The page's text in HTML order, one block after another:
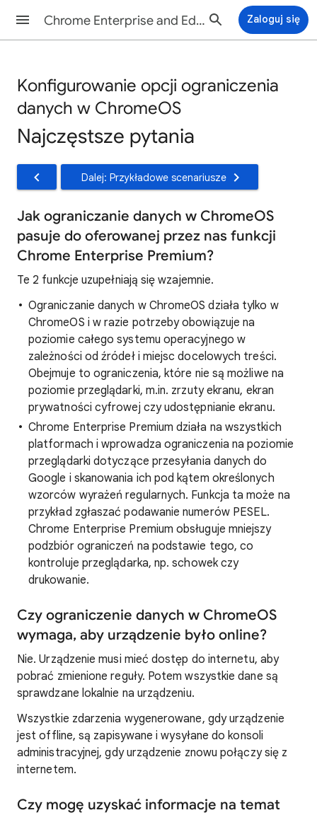
Chrome Enterprise and Education - Pomoc Zaloguj się
Konfigurowanie opcji ograniczenia
danych w ChromeOS
Najczęstsze pytania
Dalej: Przykładowe scenariusze
Jak ograniczanie danych w ChromeOS
pasuje do oferowanej przez nas funkcji
Chrome Enterprise Premium?
Te 2 funkcje uzupełniają się wzajemnie.
Ograniczanie danych w ChromeOS działa tylko w
ChromeOS i w razie potrzeby obowiązuje na
poziomie całego systemu operacyjnego w
zależności od źródeł i miejsc docelowych treści.
Obejmuje to ograniczenia, które nie są możliwe na
poziomie przeglądarki, m.in. zrzuty ekranu, ekran
prywatności cyfrowej czy udostępnianie ekranu.
Chrome Enterprise Premium działa na wszystkich
platformach i wprowadza ograniczenia na poziomie
przeglądarki dotyczące przesyłania danych do
Google i skanowania ich pod kątem określonych
wzorców wyrażeń regularnych. Funkcja ta może na
przykład zgłaszać podawanie numerów PESEL.
Chrome Enterprise Premium obsługuje mniejszy
podzbiór ograniczeń na podstawie tego, co
kontroluje przeglądarka, np. schowek czy
drukowanie.
Czy ograniczenie danych w ChromeOS
wymaga, aby urządzenie było online?
Nie. Urządzenie musi mieć dostęp do internetu, aby
pobrać zmienione reguły. Potem wszystkie dane są
sprawdzane lokalnie na urządzeniu.
Wszystkie zdarzenia wygenerowane, gdy urządzenie
jest offline, są zapisywane i wysyłane do konsoli
administracyjnej, gdy urządzenie znowu połączy się z
internetem.
Czy mogę uzyskać informacje na temat